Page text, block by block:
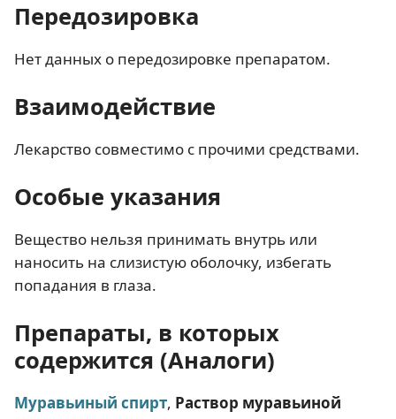
Передозировка
Нет данных о передозировке препаратом.
Взаимодействие
Лекарство совместимо с прочими средствами.
Особые указания
Вещество нельзя принимать внутрь или
наносить на слизистую оболочку, избегать
попадания в глаза.
Препараты, в которых
содержится (Аналоги)
Муравьиный спирт, Раствор муравьиной